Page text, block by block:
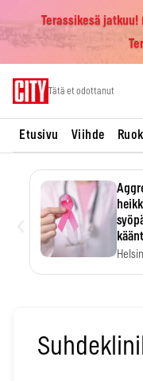
Terassikesä
Tätä et odottanut
Etusivu Viihde